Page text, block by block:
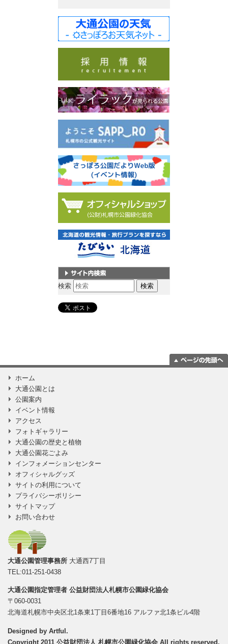
サイト内検索
検索
ホーム
大通公園とは
公園案内
イベント情報
アクセス
フォトギャラリー
大通公園の歴史と植物
大通公園花ごよみ
インフォメーションセンター
オフィシャルグッズ
サイトの利用について
プライバシーポリシー
サイトマップ
お問い合わせ
大通公園管理事務所 大通西7丁目
TEL:011-251-0438
大通公園指定管理者 公益財団法人札幌市公園緑化協会
〒060-0031
北海道札幌市中央区北1条東1丁目6番地16 アルファ北1条ビル4階
Designed by Artful .
Copyright 2011 公益財団法人 札幌市公園緑化協会 All rights reserved.